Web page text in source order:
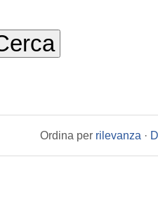
Ordina per rilevanza ·